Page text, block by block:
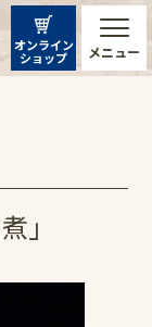
メニュー
オンライン
ショップ
」